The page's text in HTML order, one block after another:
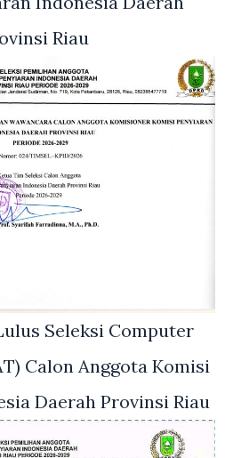
Riau
Seleksi Computer
Calon Anggota Komisi
Daerah Provinsi Riau